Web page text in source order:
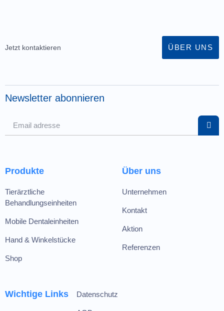
Jetzt kontaktieren ÜBER UNS
Newsletter abonnieren
Produkte
Tierärztliche
Behandlungseinheiten
Mobile Dentaleinheiten
Hand & Winkelstücke
Shop
Über uns
Unternehmen
Kontakt
Aktion
Referenzen
Wichtige Links Datenschutz